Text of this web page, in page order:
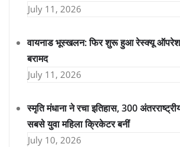
July 11, 2026
वायनाड भूस्खलन: फिर शुरू हुआ रेस्क्यू
बरामद
July 11, 2026
स्मृति मंधाना ने रचा इतिहास, 300
सबसे युवा महिला क्रिकेटर बनीं
July 10, 2026